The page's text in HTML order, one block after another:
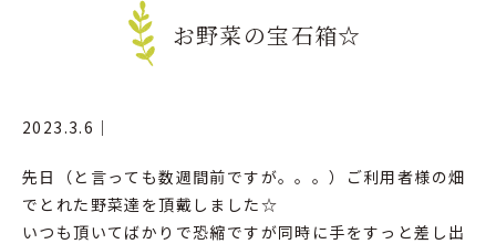
お野菜の宝石箱☆
2023.3.6｜
先日（と言っても数週間前ですが。。。）ご利用者様の畑
でとれた野菜達を頂戴しました☆
いつも頂いてばかりで恐縮ですが同時に手をすっと差し出